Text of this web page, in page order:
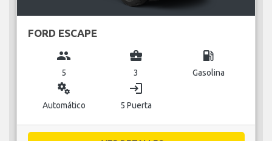
FORD ESCAPE
group
5
business_center
3
local_gas_station
Gasolina
miscellaneous_services
Automático
login
5 Puerta